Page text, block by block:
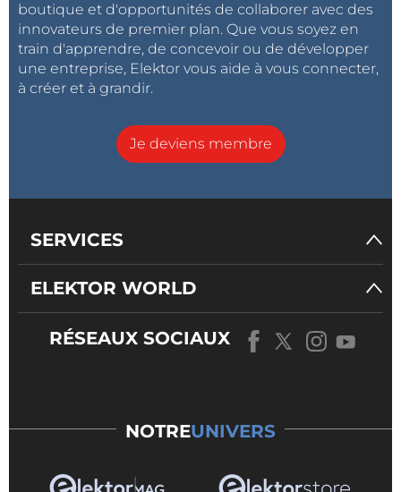
boutique et d'opportunités de collaborer avec des
innovateurs de premier plan. Que vous soyez en
train d'apprendre, de concevoir ou de développer
une entreprise, Elektor vous aide à vous connecter,
à créer et à grandir.
Je deviens membre
SERVICES
ELEKTOR WORLD
RÉSEAUX SOCIAUX
NOTREUNIVERS